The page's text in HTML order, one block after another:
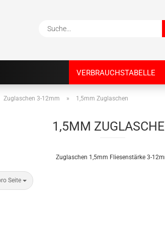
VERBRAUCHSTABELLE
Zuglaschen 3-12mm » 1,5mm Zuglaschen
1,5MM
Zuglaschen 1,5mm Fliesenstärke 3-
Seite